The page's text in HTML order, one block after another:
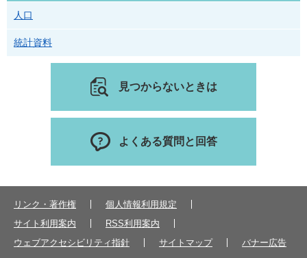
人口
統計資料
見つからないときは
よくある質問と回答
リンク・著作権
個人情報利用規定
サイト利用案内
RSS利用案内
ウェブアクセシビリティ指針
サイトマップ バナー広告